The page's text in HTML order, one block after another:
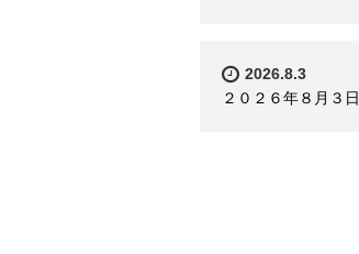
2026.8.3
２０２６年８月３